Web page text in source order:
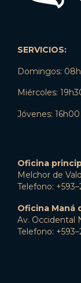
SERVICIOS:
Domingos:
Miércoles:
Jóvenes:
Oficina
Melchor de
Telefono:
Oficina Maná
Av. Occidental
Telefono: